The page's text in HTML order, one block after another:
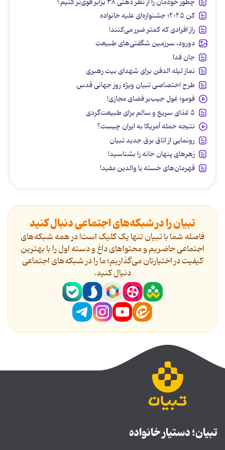
کن ۲۰۲۵؛ جشنواره‌ای علیه خانواده
راز افرادی که کمتر ضرر می‌کنند!
دورود، سرزمین شگفتی‌های طبیعت
جان فدا
نماز لیله الدفن برای شهدای بیت رهبری
طرح اختصاصی تبیان ویژه روز جهانی قدس
فومو؛ غول جیب‌بر فضای مجازی!
۵ غذای سریع و سالم برای طبیعت‌گردی
نتیجه حمله آمریکا به ایران چیست؟
رونمایی از اتاق برق جدید تبیان
زهرهای پنهان خانه را بشناسید!
قهرمان‌های خسته یا والدین مفید!
تبیان را در شبکه‌های اجتماعی دنبال کنید
فاصله شما با تبیان تنها یک کلیک است! در همه شبکه‌های
اجتماعی حاضریم و محتواهای داغ و دسته اول را با بهترین
کیفیت در اختیارتان می‌گذاریم؛ ما را در شبکه‌های اجتماعی
دنیال کنید.
تبیان؛ دستیار خانواده